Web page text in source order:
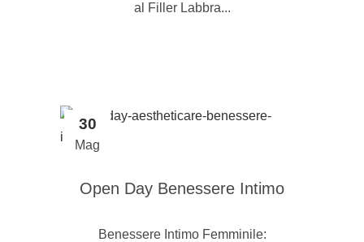
al Filler Labbra...
30
Mag
Open Day Benessere Intimo
Benessere Intimo Femminile: